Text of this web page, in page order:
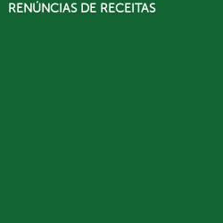
RENÚNCIAS DE RECEITAS